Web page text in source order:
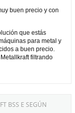
buen precio y con
que estás
para metal y
a buen precio.
filtrando
BSS E SEGÚN